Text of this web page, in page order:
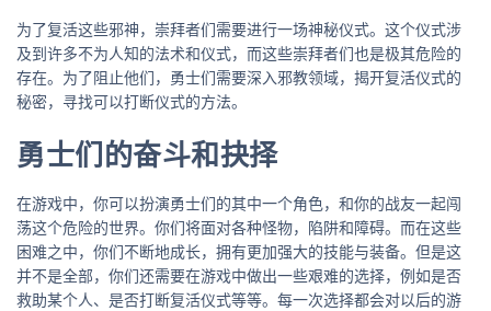
为了复活这些邪神，崇拜者们需要进行一场神秘仪式。这个仪式涉
及到许多不为人知的法术和仪式，而这些崇拜者们也是极其危险的
存在。为了阻止他们，勇士们需要深入邪教领域，揭开复活仪式的
秘密，寻找可以打断仪式的方法。
勇士们的奋斗和抉择
在游戏中，你可以扮演勇士们的其中一个角色，和你的战友一起闯
荡这个危险的世界。你们将面对各种怪物，陷阱和障碍。而在这些
困难之中，你们不断地成长，拥有更加强大的技能与装备。但是这
并不是全部，你们还需要在游戏中做出一些艰难的选择，例如是否
救助某个人、是否打断复活仪式等等。每一次选择都会对以后的游